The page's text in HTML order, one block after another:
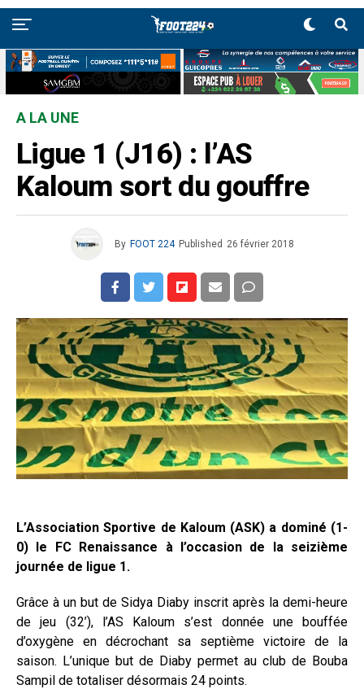
A LA UNE
Ligue 1 (J16) : l’AS
Kaloum sort du gouffre
By FOOT 224 Published 26 février 2018
L’Association Sportive de Kaloum (ASK) a dominé (1-
0) le FC Renaissance à l’occasion de la seizième
journée de ligue 1.
Grâce à un but de Sidya Diaby inscrit après la demi-heure
de jeu (32’), l’AS Kaloum s’est donnée une bouffée
d’oxygène en décrochant sa septième victoire de la
saison. L’unique but de Diaby permet au club de Bouba
Sampil de totaliser désormais 24 points.